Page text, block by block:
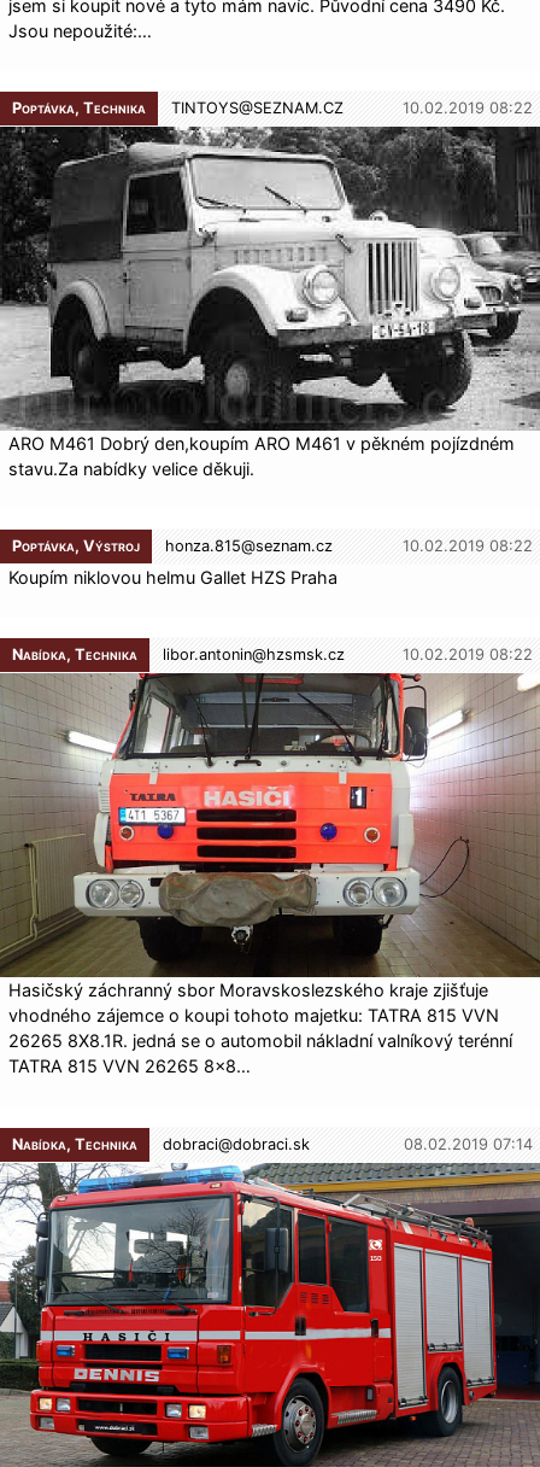
jsem si koupit nové a tyto mám navíc. Původní cena 3490 Kč.
Jsou nepoužité:…
Poptávka, Technika TINTOYS@SEZNAM.CZ 10.02.2019 08:22
ARO M461 Dobrý den,koupím ARO M461 v pěkném pojízdném
stavu.Za nabídky velice děkuji.
Poptávka, Výstroj honza.815@seznam.cz 10.02.2019 08:22
Koupím niklovou helmu Gallet HZS Praha
Nabídka, Technika libor.antonin@hzsmsk.cz 10.02.2019 08:22
Hasičský záchranný sbor Moravskoslezského kraje zjišťuje
vhodného zájemce o koupi tohoto majetku: TATRA 815 VVN
26265 8X8.1R. jedná se o automobil nákladní valníkový terénní
TATRA 815 VVN 26265 8×8…
Nabídka, Technika dobraci@dobraci.sk 08.02.2019 07:14